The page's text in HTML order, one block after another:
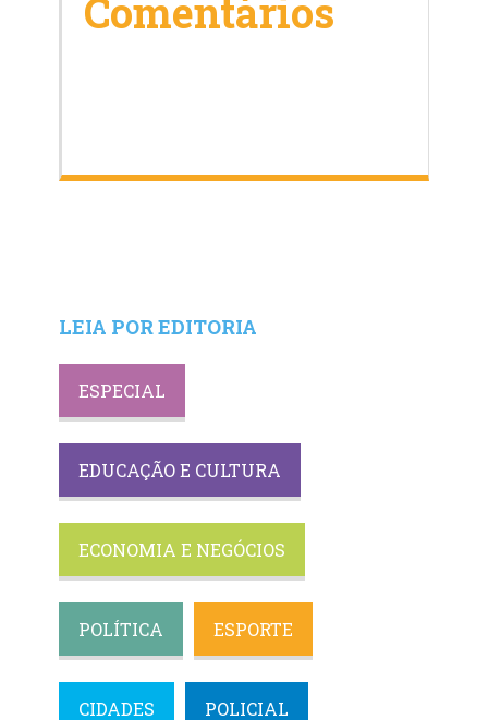
Comentários
LEIA POR EDITORIA
CIDADES POLICIAL
POLÍTICA ESPORTE
ECONOMIA E NEGÓCIOS
EDUCAÇÃO E CULTURA
ESPECIAL